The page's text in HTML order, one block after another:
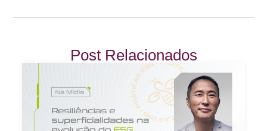
Post Relacionados